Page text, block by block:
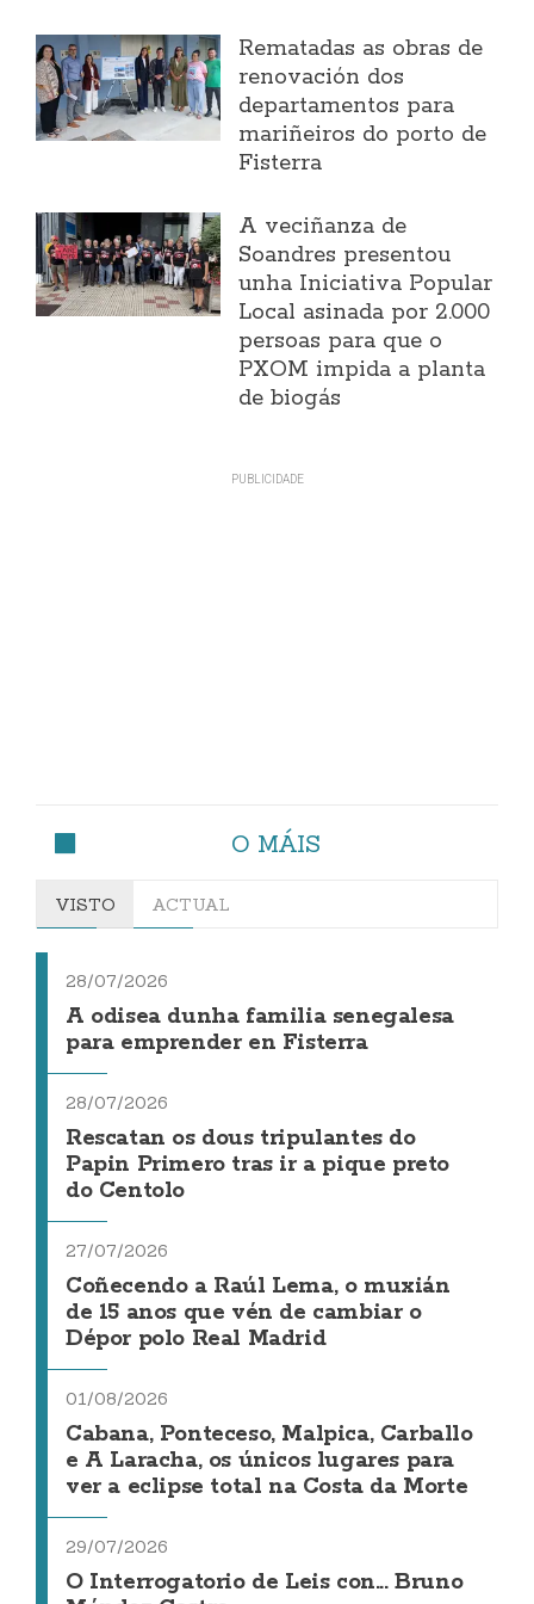
Rematadas as obras de
renovación dos
departamentos para
mariñeiros do porto de
Fisterra
A veciñanza de
Soandres presentou
unha Iniciativa Popular
Local asinada por 2.000
persoas para que o
PXOM impida a planta
de biogás
O MÁIS
VISTO ACTUAL
28/07/2026
A odisea dunha familia senegalesa
para emprender en Fisterra
28/07/2026
Rescatan os dous tripulantes do
Papin Primero tras ir a pique preto
do Centolo
27/07/2026
Coñecendo a Raúl Lema, o muxián
de 15 anos que vén de cambiar o
Dépor polo Real Madrid
01/08/2026
Cabana, Ponteceso, Malpica, Carballo
e A Laracha, os únicos lugares para
ver a eclipse total na Costa da Morte
29/07/2026
O Interrogatorio de Leis con... Bruno